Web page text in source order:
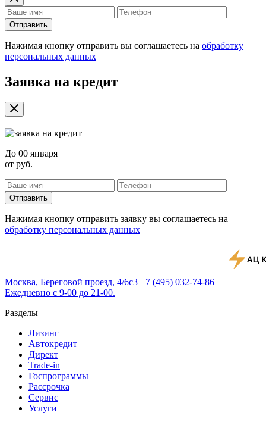
Отправить
Нажимая кнопку отправить вы соглашаетесь на обработку
персональных данных
Заявка на кредит
До 00 января
от руб.
Отправить
Нажимая кнопку отправить заявку вы соглашаетесь на
обработку персональных данных
Москва, Береговой проезд, 4/6с3 +7 (495) 032-74-86
Ежедневно с 9-00 до 21-00.
Разделы
Лизинг
Автокредит
Директ
Trade-in
Госпрограммы
Рассрочка
Сервис
Услуги